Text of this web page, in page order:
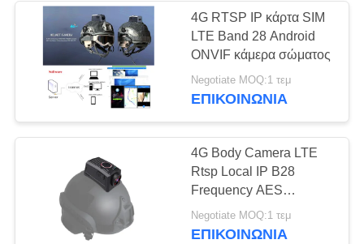
4G RTSP IP κάρτα SIM
LTE Band 28 Android
ONVIF κάμερα σώματος
Negotiate MOQ:1 τεμ
ΕΠΙΚΟΙΝΩΝΊΑ
4G Body Camera LTE
Rtsp Local IP B28
Frequency AES
Encryption
Negotiate MOQ:1 τεμ
ΕΠΙΚΟΙΝΩΝΊΑ